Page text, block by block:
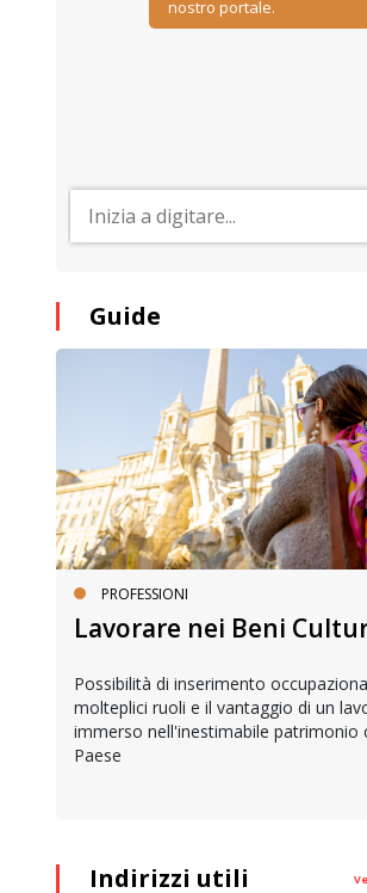
nostro portale.
Guide
PROFESSIONI
Lavorare nei Beni
Possibilità di inserimento
molteplici ruoli e il vantaggio di un
immerso nell'inestimabile patrimonio
Paese
Indirizzi utili